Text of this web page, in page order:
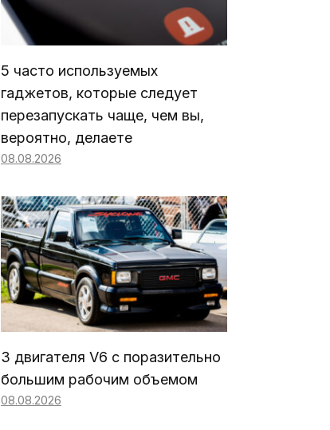
5 часто используемых
гаджетов, которые следует
перезапускать чаще, чем вы,
вероятно, делаете
08.08.2026
3 двигателя V6 с поразительно
большим рабочим объемом
08.08.2026